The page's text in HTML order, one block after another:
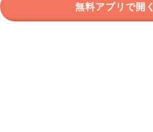
無料アプリで開く